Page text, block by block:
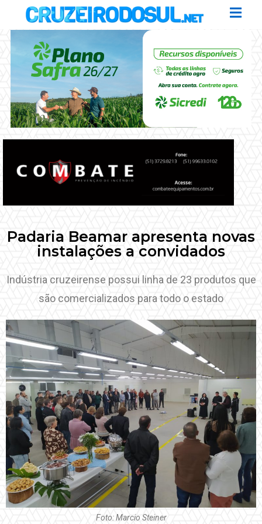
Padaria Beamar apresenta novas
instalações a convidados
Indústria cruzeirense possui linha de 23 produtos que
são comercializados para todo o estado
Foto: Marcio Steiner